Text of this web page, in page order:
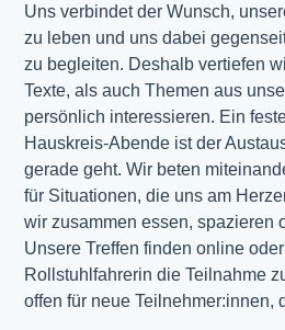
Uns verbindet der Wunsch,
zu leben und uns dabei
zu begleiten. Deshalb vertiefen
Texte, als auch Themen aus
persönlich interessieren. Ein
Hauskreis-Abende ist der
gerade geht. Wir beten
für Situationen, die uns am
wir zusammen essen, spazieren
Unsere Treffen finden online
Rollstuhlfahrerin die Teilnahme
offen für neue Teilnehmer:innen,